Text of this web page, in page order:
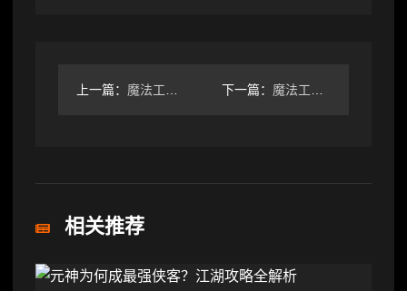
上一篇： 魔法工艺魔法工艺 全怪物图鉴 朝圣者走廊① 下一篇： 魔法工艺魔法工艺 全遗物图鉴②
相关推荐